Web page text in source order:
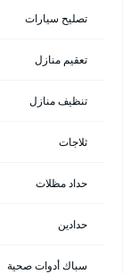
تصليح سيارات
تعقيم منازل
تنظيف منازل
ثلاجات
حداد مظلات
حدادين
سباك أدوات صحية